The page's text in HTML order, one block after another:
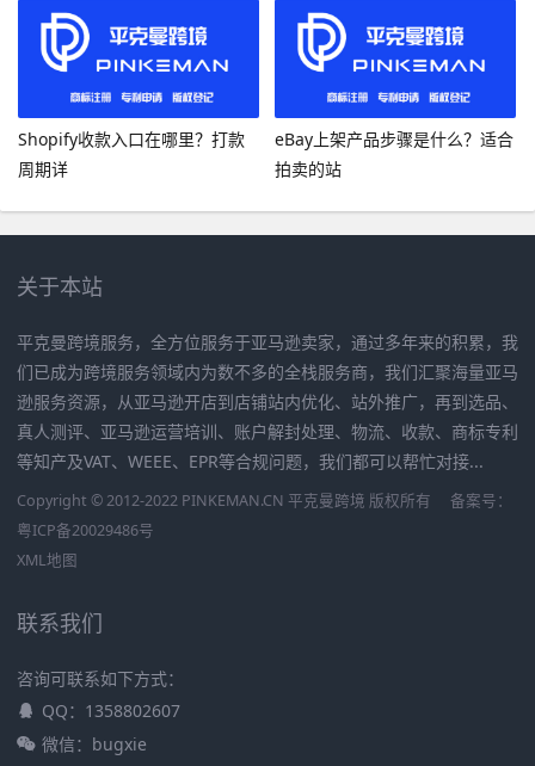
Shopify收款入口在哪里？打款
周期详
eBay上架产品步骤是什么？适合
拍卖的站
关于本站
平克曼跨境服务，全方位服务于亚马逊卖家，通过多年来的积累，我
们已成为跨境服务领域内为数不多的全栈服务商，我们汇聚海量亚马
逊服务资源，从亚马逊开店到店铺站内优化、站外推广，再到选品、
真人测评、亚马逊运营培训、账户解封处理、物流、收款、商标专利
等知产及VAT、WEEE、EPR等合规问题，我们都可以帮忙对接...
Copyright © 2012-2022 PINKEMAN.CN 平克曼跨境 版权所有
备案号：
粤ICP备20029486号
XML地图
联系我们
咨询可联系如下方式：
QQ：1358802607
微信：bugxie